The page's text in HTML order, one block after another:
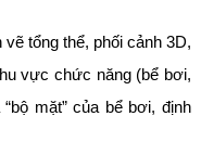
vẽ tổng thể, phối cảnh 3D,
vực chức năng (bể bơi,
mặt” của bể bơi, định